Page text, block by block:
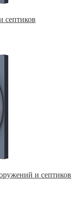
септиков
и септиков